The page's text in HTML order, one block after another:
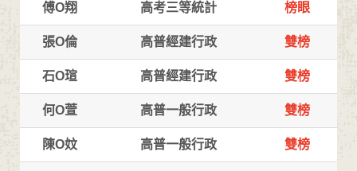
傅O翔 高考三等統計 榜眼
張O倫 高普經建行政 雙榜
石O瑄 高普經建行政 雙榜
何O萱 高普一般行政 雙榜
陳O妏 高普一般行政 雙榜